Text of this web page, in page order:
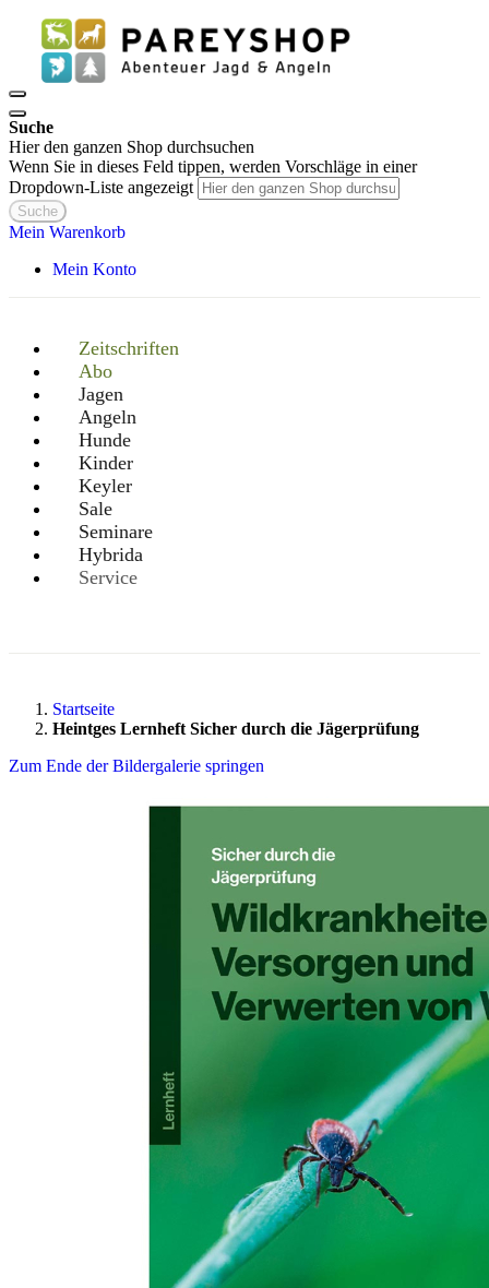
Suche
Hier den ganzen Shop durchsuchen
Wenn Sie in dieses Feld tippen, werden Vorschläge in einer
Dropdown-Liste angezeigt
Suche
Mein Warenkorb
Mein Konto
Zeitschriften
Abo
Jagen
Angeln
Hunde
Kinder
Keyler
Sale
Seminare
Hybrida
Service
Startseite
Heintges Lernheft Sicher durch die Jägerprüfung
Zum Ende der Bildergalerie springen